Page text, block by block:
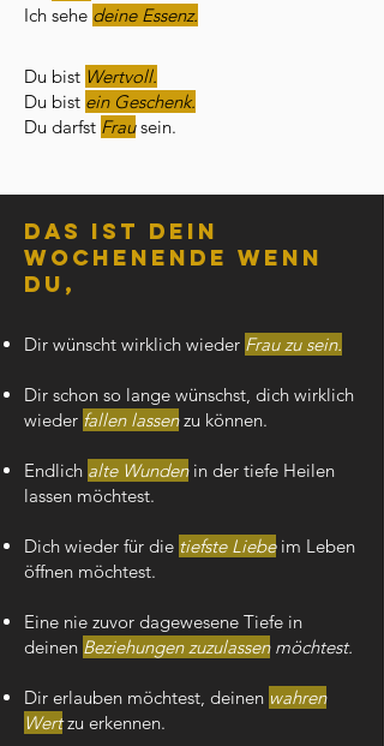
Ich sehe deine Essenz.
Du bist Wertvoll.
Du bist ein Geschenk.
Du darfst Frausein.
Das ist DEIN
Wochenende wenn
du,
Dir wünscht wirklich wieder Frau zu sein.
Dir schon so lange wünschst, dich wirklich
wieder fallen lassenzu können.
Endlich alte Wundenin der tiefe Heilen
lassen möchtest.
Dich wieder für die tiefste Liebeim Leben
öffnen möchtest.
Eine nie zuvor dagewesene Tiefe in
deinen Beziehungen zuzulassenmöchtest.
Dir erlauben möchtest, deinen wahren
Wertzu erkennen.